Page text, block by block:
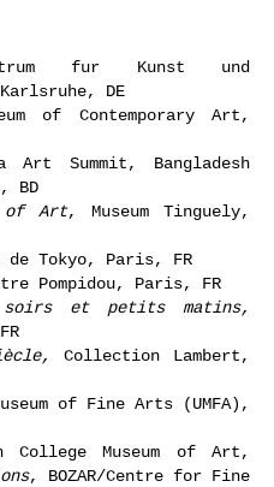
fur Kunst und
DE
of Contemporary Art,
Art Summit, Bangladesh
BD
of Art, Museum Tinguely,
Tokyo, Paris, FR
Pompidou, Paris, FR
soirs et petits matins,
Collection Lambert,
of Fine Arts (UMFA),
College Museum of Art,
, BOZAR/Centre for Fine